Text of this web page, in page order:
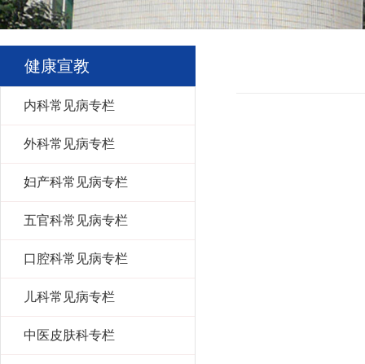
健康宣教
内科常见病专栏
外科常见病专栏
妇产科常见病专栏
五官科常见病专栏
口腔科常见病专栏
儿科常见病专栏
中医皮肤科专栏